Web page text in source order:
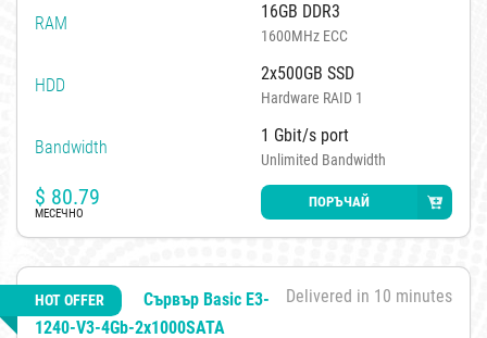
RAM
16GB DDR3
1600MHz ECC
HDD
2x500GB SSD
Hardware RAID 1
Bandwidth
1 Gbit/s port
Unlimited Bandwidth
$ 80.79
МЕСЕЧНО
ПОРЪЧАЙ
HOT OFFER Delivered in 10 minutes
Сървър Basic E3-
1240-V3-4Gb-2x1000SATA